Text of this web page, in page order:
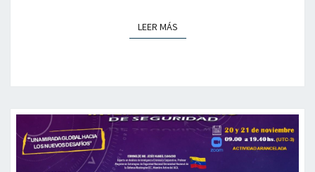
POLICÍAS
GMPO.
LEER MÁSLEER MÁS